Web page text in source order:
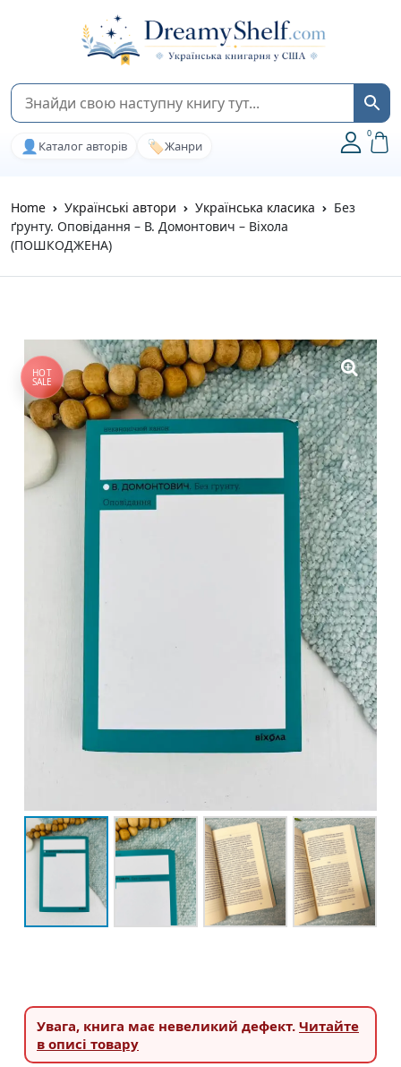
👤 Каталог авторів 🏷️Жанри
0
Home Українські автори Українська класика
Без
ґрунту. Оповідання – В. Домонтович – Віхола
(ПОШКОДЖЕНА)
HOT
SALE
Увага, книга має невеликий дефект. Читайте
в описі товару